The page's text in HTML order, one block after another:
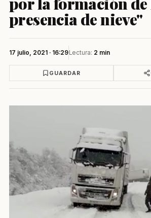
presencia de nieve"
17 julio, 2021 · 16:29Lectura: 2 min
GUARDAR